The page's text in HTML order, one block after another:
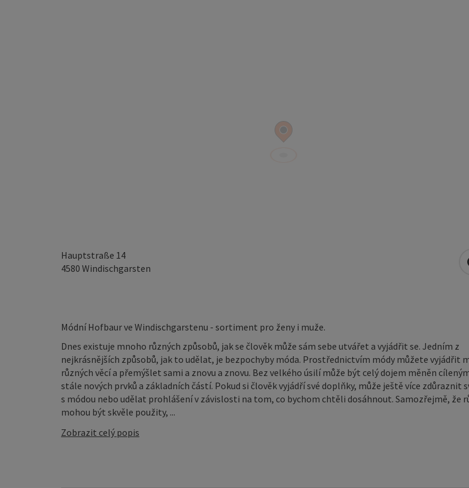
Hauptstraße 14
4580 Windischgarsten
Módní Hofbaur ve Windischgarstenu - sortiment pro ženy i muže.
Dnes existuje mnoho různých způsobů, jak se člověk může sám sebe utvářet a vyjádřit se. Jedním z
nejkrásnějších způsobů, jak to udělat, je bezpochyby móda. Prostřednictvím módy můžete vyjádřit
různých věcí a přemýšlet sami a znovu a znovu. Bez velkého úsilí může být celý dojem měněn
stále nových prvků a základních částí. Pokud si člověk vyjádří své doplňky, může ještě více zdůraznit
s módou nebo udělat prohlášení v závislosti na tom, co bychom chtěli dosáhnout. Samozřejmě, že
mohou být skvěle použity, ...
Zobrazit celý popis